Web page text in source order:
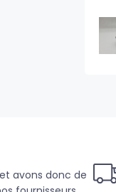
avons donc de